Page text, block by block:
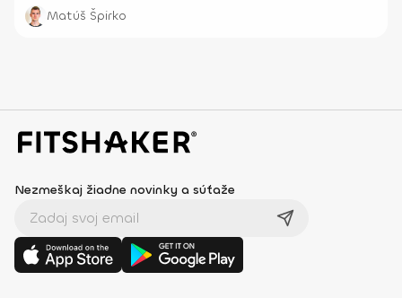
Matúš Špirko
Nezmeškaj žiadne novinky a súťaže